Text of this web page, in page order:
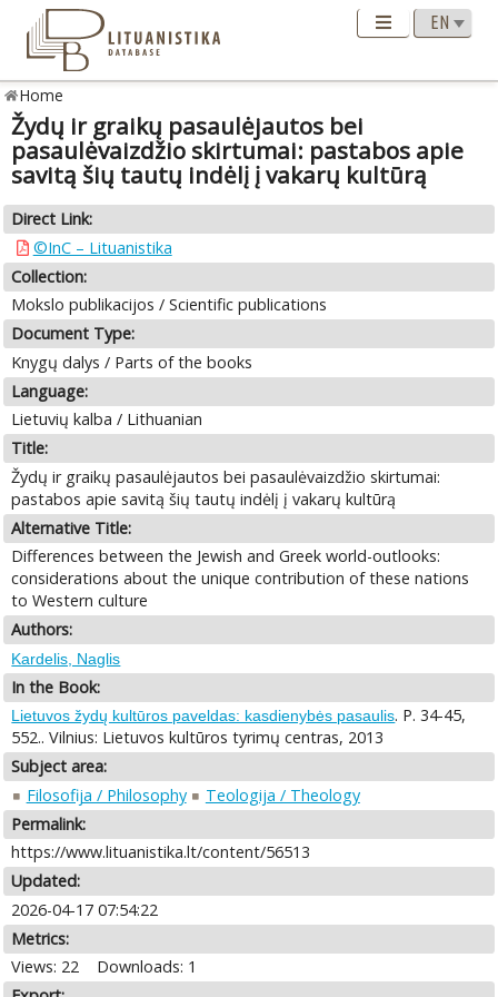
Home
Žydų ir graikų pasaulėjautos bei
pasaulėvaizdžio skirtumai: pastabos apie
savitą šių tautų indėlį į vakarų kultūrą
Direct Link:
©InC – Lituanistika
Collection:
Mokslo publikacijos / Scientific publications
Document Type:
Knygų dalys / Parts of the books
Language:
Lietuvių kalba / Lithuanian
Title:
Žydų ir graikų pasaulėjautos bei pasaulėvaizdžio skirtumai:
pastabos apie savitą šių tautų indėlį į vakarų kultūrą
Alternative Title:
Differences between the Jewish and Greek world-outlooks:
considerations about the unique contribution of these nations
to Western culture
Authors:
Kardelis, Naglis
In the Book:
Lietuvos žydų kultūros paveldas: kasdienybės pasaulis. P. 34-45,
552.. Vilnius: Lietuvos kultūros tyrimų centras, 2013
Subject area:
Filosofija / Philosophy
Teologija / Theology
Permalink:
https://www.lituanistika.lt/content/56513
Updated:
2026-04-17 07:54:22
Metrics:
Views: 22
Downloads: 1